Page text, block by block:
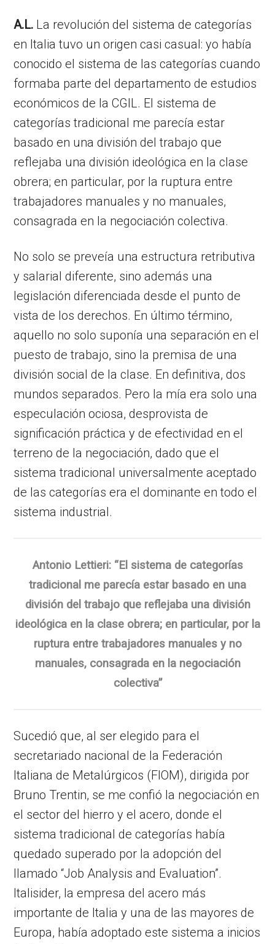
A.L. La revolución del sistema de categorías
en Italia tuvo un origen casi casual: yo había
conocido el sistema de las categorías cuando
formaba parte del departamento de estudios
económicos de la CGIL. El sistema de
categorías tradicional me parecía estar
basado en una división del trabajo que
reflejaba una división ideológica en la clase
obrera; en particular, por la ruptura entre
trabajadores manuales y no manuales,
consagrada en la negociación colectiva.
No solo se preveía una estructura retributiva
y salarial diferente, sino además una
legislación diferenciada desde el punto de
vista de los derechos. En último término,
aquello no solo suponía una separación en el
puesto de trabajo, sino la premisa de una
división social de la clase. En definitiva, dos
mundos separados. Pero la mía era solo una
especulación ociosa, desprovista de
significación práctica y de efectividad en el
terreno de la negociación, dado que el
sistema tradicional universalmente aceptado
de las categorías era el dominante en todo el
sistema industrial.
Antonio Lettieri: “El sistema de categorías
tradicional me parecía estar basado en una
división del trabajo que reflejaba una división
ideológica en la clase obrera; en particular, por la
ruptura entre trabajadores manuales y no
manuales, consagrada en la negociación
colectiva”
Sucedió que, al ser elegido para el
secretariado nacional de la Federación
Italiana de Metalúrgicos (FIOM), dirigida por
Bruno Trentin, se me confió la negociación en
el sector del hierro y el acero, donde el
sistema tradicional de categorías había
quedado superado por la adopción del
llamado “Job Analysis and Evaluation”.
Italisider, la empresa del acero más
importante de Italia y una de las mayores de
Europa, había adoptado este sistema a inicios